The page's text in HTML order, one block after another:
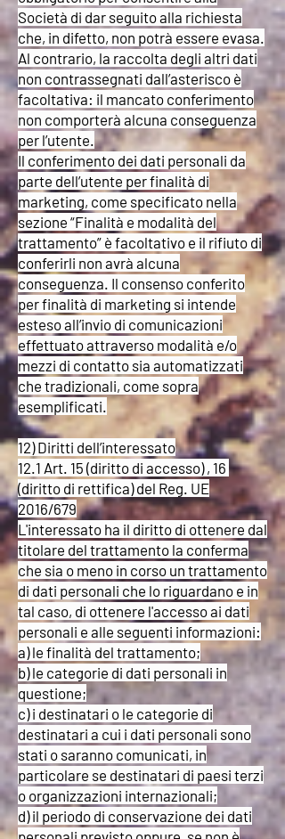
Società di dar seguito alla richiesta
che, in difetto, non potrà essere evasa.
Al contrario, la raccolta degli altri dati
non contrassegnati dall’asterisco è
facoltativa: il mancato conferimento
non comporterà alcuna conseguenza
per l’utente.
Il conferimento dei dati personali da
parte dell’utente per finalità di
marketing, come specificato nella
sezione “Finalità e modalità del
trattamento” è facoltativo e il rifiuto di
conferirli non avrà alcuna
conseguenza. Il consenso conferito
per finalità di marketing si intende
esteso all’invio di comunicazioni
effettuato attraverso modalità e/o
mezzi di contatto sia automatizzati
che tradizionali, come sopra
esemplificati.
12) Diritti dell’interessato
12.1 Art. 15 (diritto di accesso) , 16
(diritto di rettifica) del Reg. UE
2016/679
L'interessato ha il diritto di ottenere dal
titolare del trattamento la conferma
che sia o meno in corso un trattamento
di dati personali che lo riguardano e in
tal caso, di ottenere l'accesso ai dati
personali e alle seguenti informazioni:
a) le finalità del trattamento;
b) le categorie di dati personali in
questione;
c) i destinatari o le categorie di
destinatari a cui i dati personali sono
stati o saranno comunicati, in
particolare se destinatari di paesi terzi
o organizzazioni internazionali;
d) il periodo di conservazione dei dati